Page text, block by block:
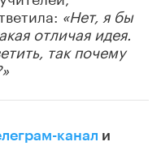
«Нет, я бы
отличая идея.
так почему
канал и